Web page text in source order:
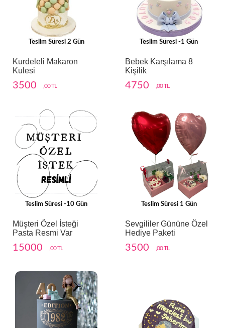
Teslim Süresi 2 Gün
Kurdeleli Makaron
Kulesi
3500 ,00 TL
Teslim Süresi -1 Gün
Bebek Karşılama 8
Kişilik
4750 ,00 TL
Teslim Süresi -10 Gün
Müşteri Özel İsteği
Pasta Resmi Var
15000 ,00 TL
Teslim Süresi 1 Gün
Sevgililer Gününe Özel
Hediye Paketi
3500 ,00 TL